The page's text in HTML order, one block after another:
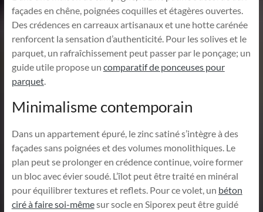
façades en chêne, poignées coquilles et étagères ouvertes.
Des crédences en carreaux artisanaux et une hotte carénée
renforcent la sensation d’authenticité. Pour les solives et le
parquet, un rafraîchissement peut passer par le ponçage; un
guide utile propose un comparatif de ponceuses pour
parquet.
Minimalisme contemporain
Dans un appartement épuré, le zinc satiné s’intègre à des
façades sans poignées et des volumes monolithiques. Le
plan peut se prolonger en crédence continue, voire former
un bloc avec évier soudé. L’îlot peut être traité en minéral
pour équilibrer textures et reflets. Pour ce volet, un béton
ciré à faire soi-mêmesur socle en Siporex peut être guidé